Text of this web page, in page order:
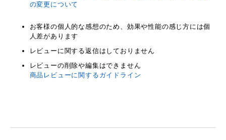
の変更について
お客様の個人的な感想のため、効果や性能の感じ方には個
人差があります
レビューに関する返信はしておりません
レビューの削除や編集はできません
商品レビューに関するガイドライン